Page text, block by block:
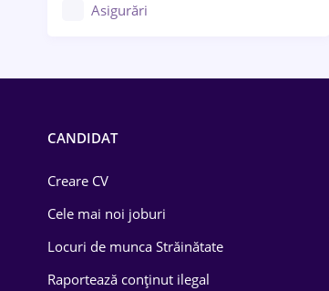
Asigurări
Drept
Educație / Training
CANDIDAT
Creare CV
Cele mai noi joburi
Locuri de munca Străinătate
Raportează conținut ilegal